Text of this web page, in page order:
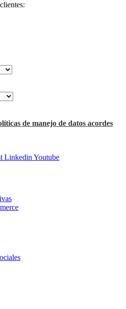
de manejo de datos acordes
Linkedin Youtube